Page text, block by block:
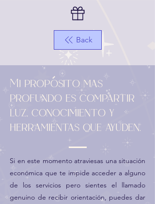
Tarjeta de Regalo
Back
Mi proposito mas
profundo es compartir
luz, conocimiento y
herramientas que ayuden.
Si en este momento atraviesas una situación
económica que te impide acceder a alguno
de los servicios pero sientes el llamado
genuino de recibir orientación, puedes dar